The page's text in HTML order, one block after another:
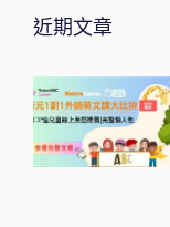
近期文章